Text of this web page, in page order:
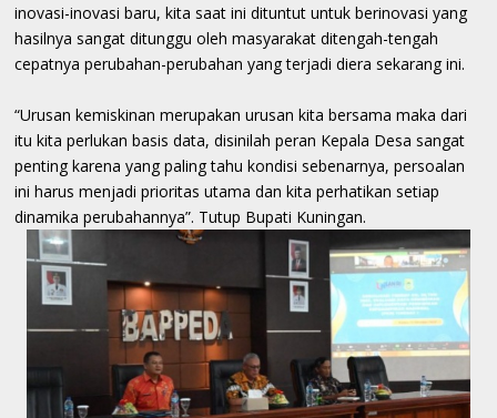
inovasi-inovasi baru, kita saat ini dituntut untuk berinovasi yang
hasilnya sangat ditunggu oleh masyarakat ditengah-tengah
cepatnya perubahan-perubahan yang terjadi diera sekarang ini.
“Urusan kemiskinan merupakan urusan kita bersama maka dari
itu kita perlukan basis data, disinilah peran Kepala Desa sangat
penting karena yang paling tahu kondisi sebenarnya, persoalan
ini harus menjadi prioritas utama dan kita perhatikan setiap
dinamika perubahannya”. Tutup Bupati Kuningan.